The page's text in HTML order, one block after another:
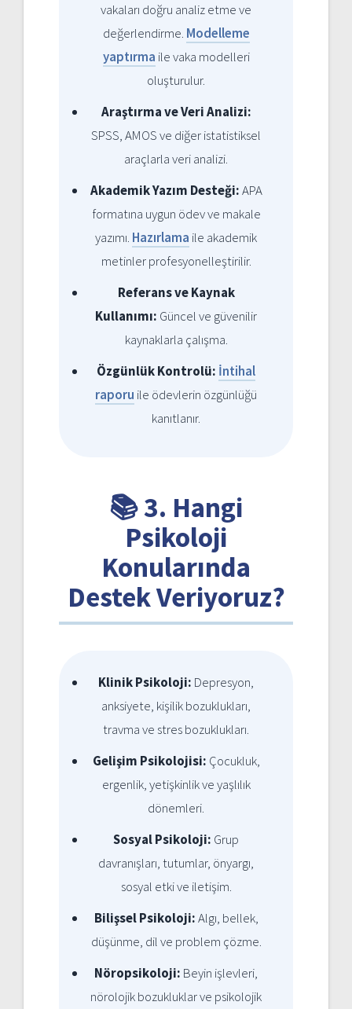
vakaları doğru analiz etme ve
değerlendirme. Modelleme
yaptırma ile vaka modelleri
oluşturulur.
Araştırma ve Veri Analizi:
SPSS, AMOS ve diğer istatistiksel
araçlarla veri analizi.
Akademik Yazım Desteği:APA
formatına uygun ödev ve makale
yazımı. Hazırlama ile akademik
metinler profesyonelleştirilir.
Referans ve Kaynak
Kullanımı: Güncel ve güvenilir
kaynaklarla çalışma.
Özgünlük Kontrolü: İntihal
raporu ile ödevlerin özgünlüğü
kanıtlanır.
📚 3. Hangi
Psikoloji
Konularında
Destek Veriyoruz?
Klinik Psikoloji: Depresyon,
anksiyete, kişilik bozuklukları,
travma ve stres bozuklukları.
Gelişim Psikolojisi: Çocukluk,
ergenlik, yetişkinlik ve yaşlılık
dönemleri.
Sosyal Psikoloji: Grup
davranışları, tutumlar, önyargı,
sosyal etki ve iletişim.
Bilişsel Psikoloji:Algı, bellek,
düşünme, dil ve problem çözme.
Nöropsikoloji: Beyin işlevleri,
nörolojik bozukluklar ve psikolojik